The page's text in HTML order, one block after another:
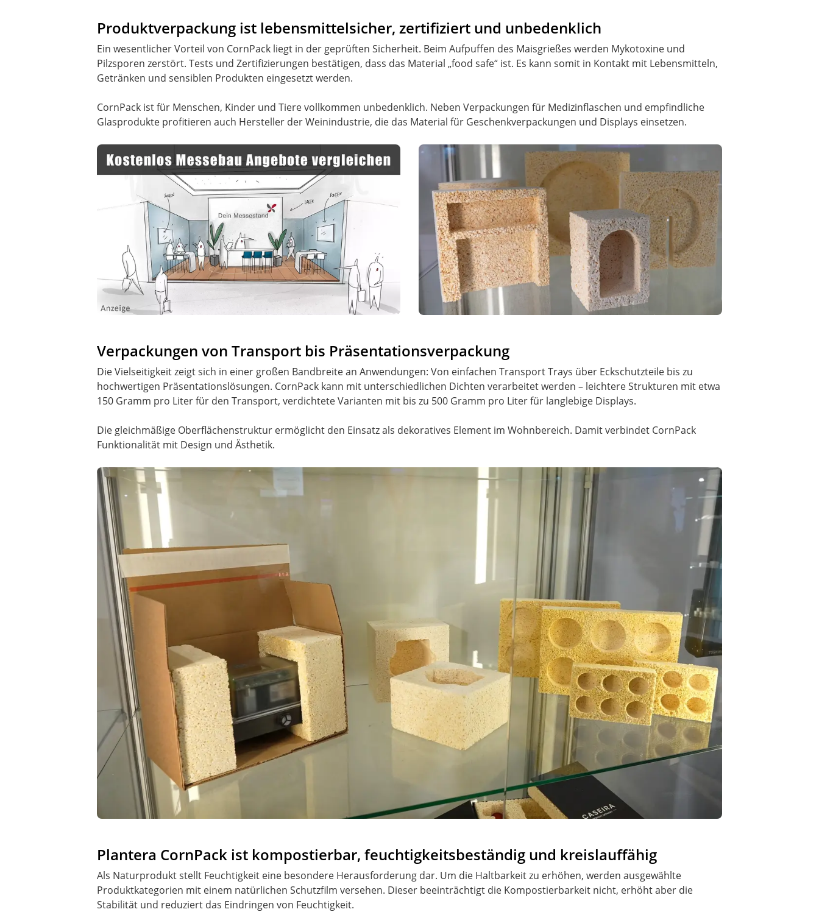
Produktverpackung ist lebensmittelsicher, zertifiziert und unbedenklich
Ein wesentlicher Vorteil von CornPack liegt in der geprüften Sicherheit. Beim Aufpuffen des Maisgrießes werden Mykotoxine und
Pilzsporen zerstört. Tests und Zertifizierungen bestätigen, dass das Material „food safe“ ist. Es kann somit in Kontakt mit Lebensmitteln,
Getränken und sensiblen Produkten eingesetzt werden.
CornPack ist für Menschen, Kinder und Tiere vollkommen unbedenklich. Neben Verpackungen für Medizinflaschen und empfindliche
Glasprodukte profitieren auch Hersteller der Weinindustrie, die das Material für Geschenkverpackungen und Displays einsetzen.
Verpackungen von Transport bis Präsentationsverpackung
Die Vielseitigkeit zeigt sich in einer großen Bandbreite an Anwendungen: Von einfachen Transport Trays über Eckschutzteile bis zu
hochwertigen Präsentationslösungen. CornPack kann mit unterschiedlichen Dichten verarbeitet werden – leichtere Strukturen mit etwa
150 Gramm pro Liter für den Transport, verdichtete Varianten mit bis zu 500 Gramm pro Liter für langlebige Displays.
Die gleichmäßige Oberflächenstruktur ermöglicht den Einsatz als dekoratives Element im Wohnbereich. Damit verbindet CornPack
Funktionalität mit Design und Ästhetik.
Plantera CornPack ist kompostierbar, feuchtigkeitsbeständig und kreislauffähig
Als Naturprodukt stellt Feuchtigkeit eine besondere Herausforderung dar. Um die Haltbarkeit zu erhöhen, werden ausgewählte
Produktkategorien mit einem natürlichen Schutzfilm versehen. Dieser beeinträchtigt die Kompostierbarkeit nicht, erhöht aber die
Stabilität und reduziert das Eindringen von Feuchtigkeit.